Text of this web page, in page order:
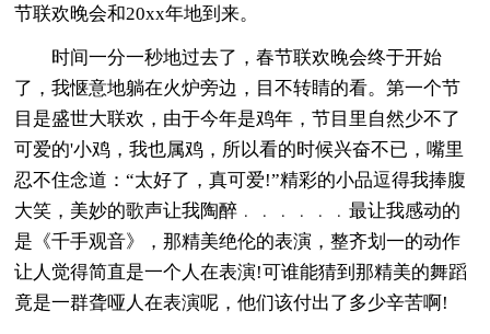
节联欢晚会和20xx年地到来。
时间一分一秒地过去了，春节联欢晚会终于开始
了，我惬意地躺在火炉旁边，目不转睛的看。第一个节
目是盛世大联欢，由于今年是鸡年，节目里自然少不了
可爱的'小鸡，我也属鸡，所以看的时候兴奋不已，嘴里
忍不住念道：“太好了，真可爱!”精彩的小品逗得我捧腹
大笑，美妙的歌声让我陶醉﹒﹒﹒﹒﹒﹒最让我感动的
是《千手观音》，那精美绝伦的表演，整齐划一的动作
让人觉得简直是一个人在表演!可谁能猜到那精美的舞蹈
竟是一群聋哑人在表演呢，他们该付出了多少辛苦啊!